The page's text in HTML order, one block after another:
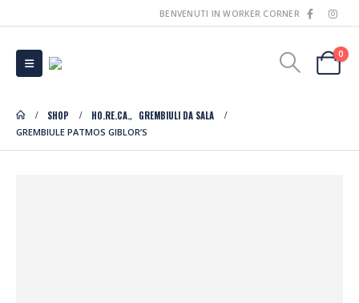
BENVENUTI IN WORKER CORNER
0
SHOP HO.RE.CA., GREMBIULI DA SALA
GREMBIULE PATMOS GIBLOR’S